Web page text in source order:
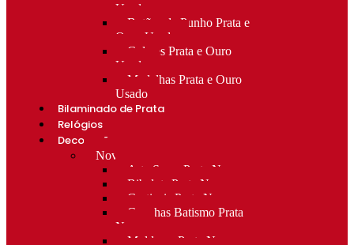
Usado
Botões de Punho Prata e
Ouro Usado
Colares Prata e Ouro
Usado
Medalhas Prata e Ouro
Usado
Bilaminado de Prata
Relógios
Decoração
Novo
Arte Sacra Prata Nova
Bibelots Prata Nova
Castiçais Prata Nova
Conchas Batismo Prata
Nova
Molduras Prata Nova